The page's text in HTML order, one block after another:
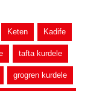
Keten Kadife
tafta kurdele
grogren kurdele